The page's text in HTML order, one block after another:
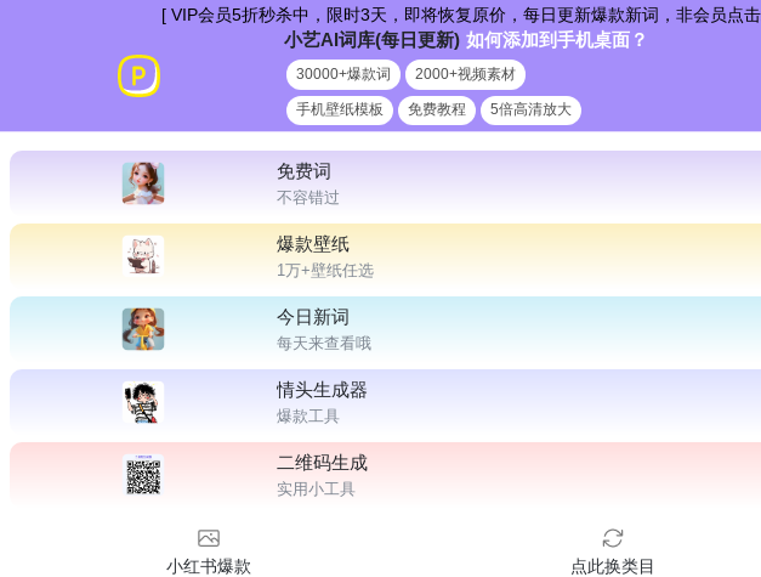
免费词
不容错过
爆款壁纸
1万+壁纸任选
今日新词
每天来查看哦
情头生成器
爆款工具
二维码生成
实用小工具
小红书爆款 点此换类目
[ VIP会员5折秒杀中，限时3天，即将恢复原价，每日更新爆款新词，非会员点击左上角可查看
小艺AI词库(每日更新) 如何添加到手机桌面？
30000+爆款词 2000+视频素材
手机壁纸模板 免费教程 5倍高清放大